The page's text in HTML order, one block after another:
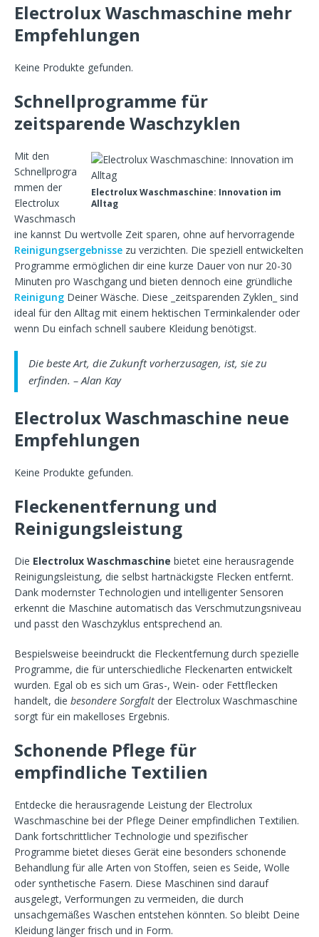
Electrolux Waschmaschine mehr
Empfehlungen
Keine Produkte gefunden.
Schnellprogramme für
zeitsparende Waschzyklen
Electrolux Waschmaschine: Innovation im
Alltag
Mit den
Schnellprogra
mmen der
Electrolux
Waschmasch
ine kannst Du wertvolle Zeit sparen, ohne auf hervorragende
Reinigungsergebnisse zu verzichten. Die speziell entwickelten
Programme ermöglichen dir eine kurze Dauer von nur 20-30
Minuten pro Waschgang und bieten dennoch eine gründliche
Reinigung Deiner Wäsche. Diese _zeitsparenden Zyklen_ sind
ideal für den Alltag mit einem hektischen Terminkalender oder
wenn Du einfach schnell saubere Kleidung benötigst.
Die beste Art, die Zukunft vorherzusagen, ist, sie zu
erfinden. – Alan Kay
Electrolux Waschmaschine neue
Empfehlungen
Keine Produkte gefunden.
Fleckenentfernung und
Reinigungsleistung
Die Electrolux Waschmaschine bietet eine herausragende
Reinigungsleistung, die selbst hartnäckigste Flecken entfernt.
Dank modernster Technologien und intelligenter Sensoren
erkennt die Maschine automatisch das Verschmutzungsniveau
und passt den Waschzyklus entsprechend an.
Bespielsweise beeindruckt die Fleckentfernung durch spezielle
Programme, die für unterschiedliche Fleckenarten entwickelt
wurden. Egal ob es sich um Gras-, Wein- oder Fettflecken
handelt, die besondere Sorgfalt der Electrolux Waschmaschine
sorgt für ein makelloses Ergebnis.
Schonende Pflege für
empfindliche Textilien
Entdecke die herausragende Leistung der Electrolux
Waschmaschine bei der Pflege Deiner empfindlichen Textilien.
Dank fortschrittlicher Technologie und spezifischer
Programme bietet dieses Gerät eine besonders schonende
Behandlung für alle Arten von Stoffen, seien es Seide, Wolle
oder synthetische Fasern. Diese Maschinen sind darauf
ausgelegt, Verformungen zu vermeiden, die durch
unsachgemäßes Waschen entstehen könnten. So bleibt Deine
Kleidung länger frisch und in Form.